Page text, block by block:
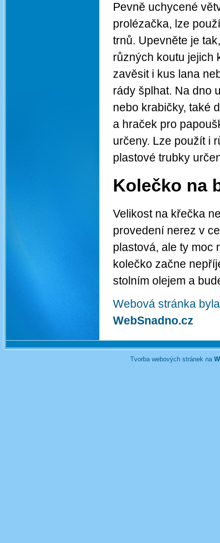
Pevně uchycené
prolézačka, lze
trnů. Upevněte je
různých koutu jejich
zavěsit i kus lana
rády šplhat. Na dno
nebo krabičky, také
a hraček pro
určeny. Lze použít i
plastové trubky
Kolečko na
Velikost na křečka
provedení nerez v
plastová, ale ty moc
kolečko začne
stolním olejem a
Webová stránka
WebSnadno.cz
Tvorba webových stránek na